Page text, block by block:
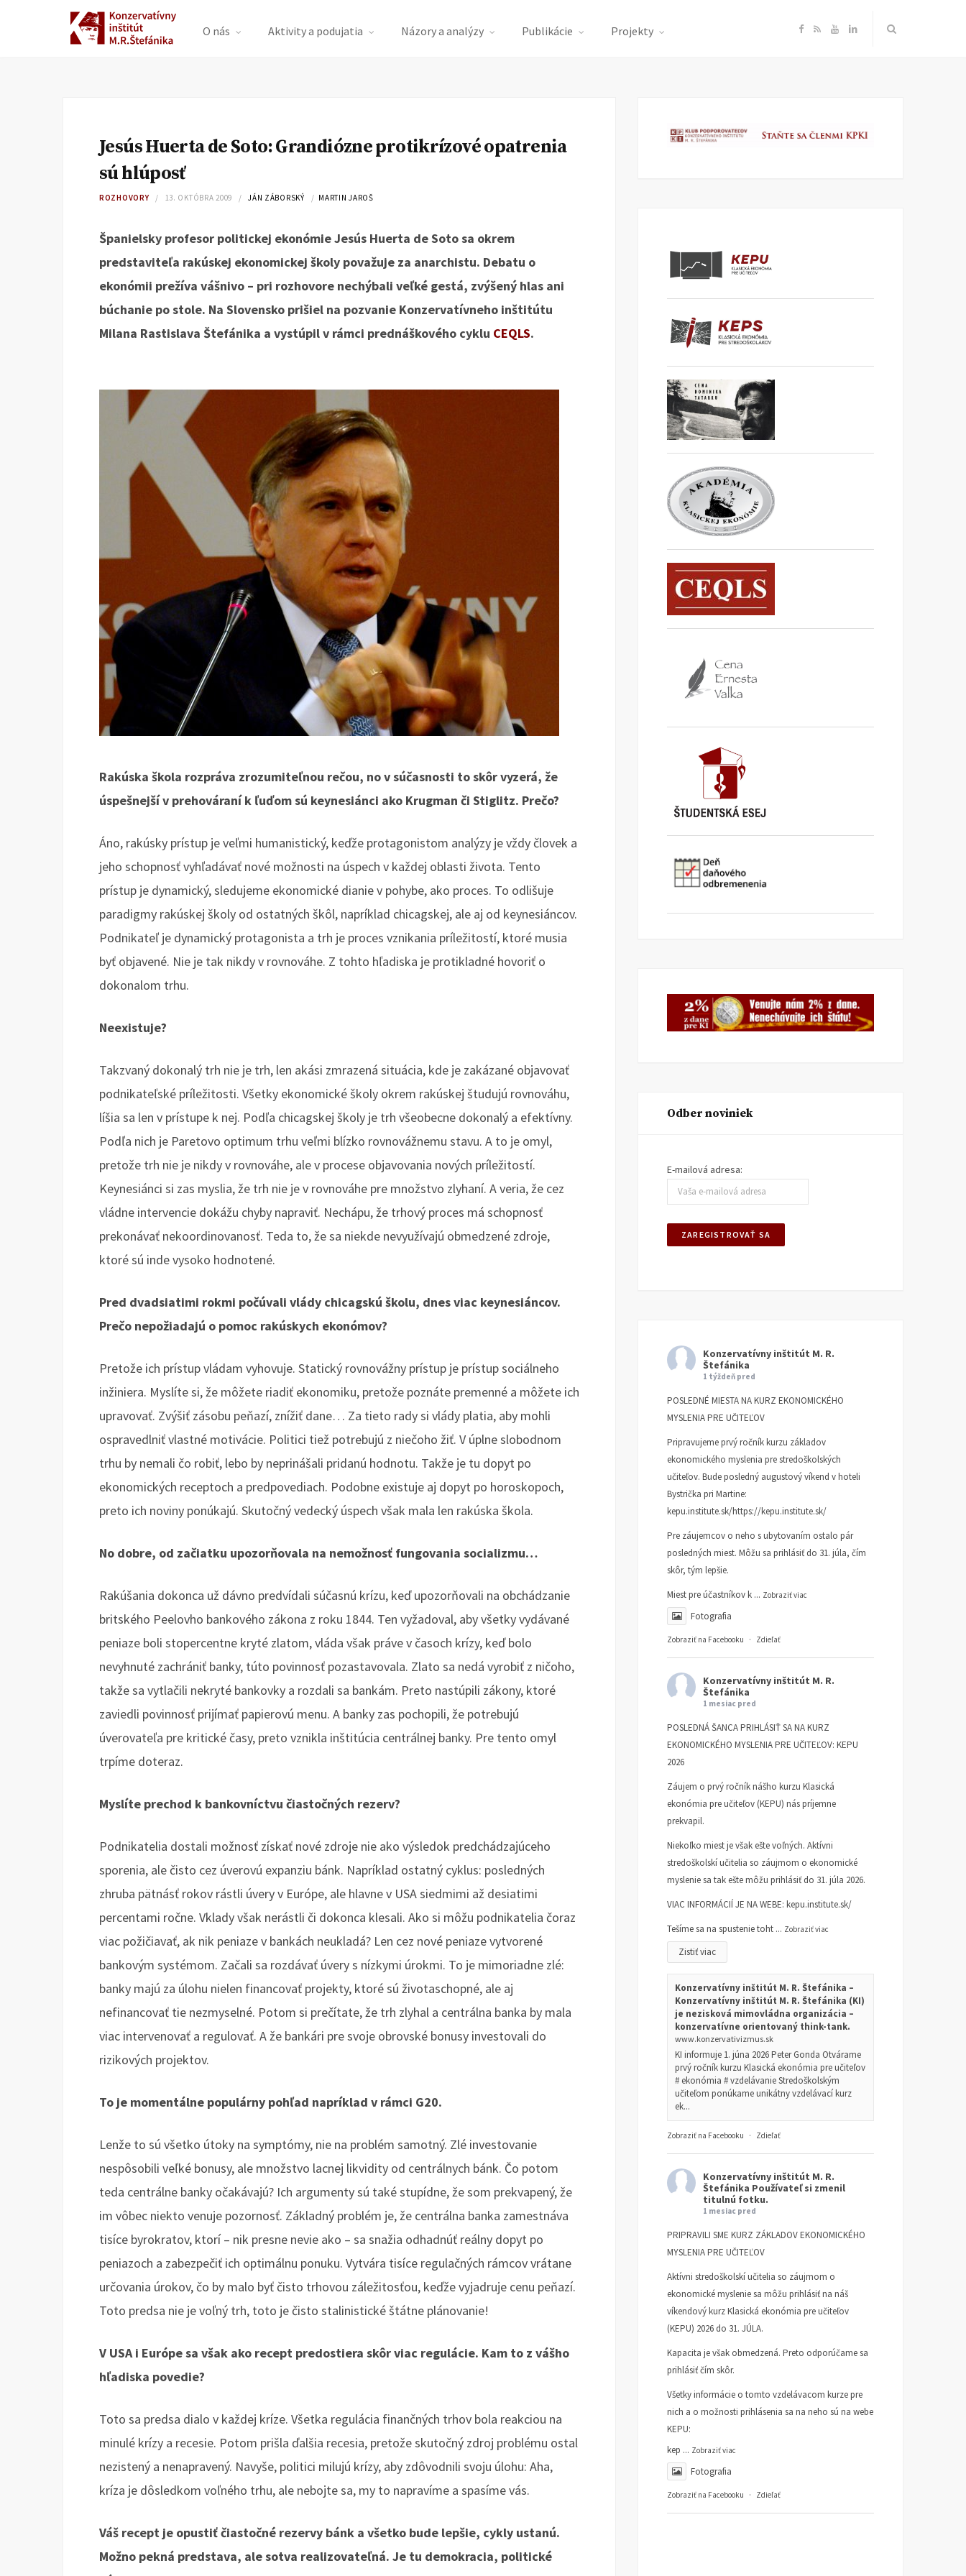
O nás Aktivity a podujatia Názory a analýzy Publikácie Projekty F
e
R Y
T
L
k
Jesús Huerta de Soto: Grandiózne protikrízové opatrenia
sú hlúposť
ROZHOVORY 13. OKTÓBRA 2009 JÁN ZÁBORSKÝ MARTIN JAROŠ
Španielsky profesor politickej ekonómie Jesús Huerta de Soto sa okrem
predstaviteľa rakúskej ekonomickej školy považuje za anarchistu. Debatu o
ekonómii prežíva vášnivo – pri rozhovore nechýbali veľké gestá, zvýšený hlas ani
búchanie po stole. Na Slovensko prišiel na pozvanie Konzervatívneho inštitútu
Milana Rastislava Štefánika a vystúpil v rámci prednáškového cyklu CEQLS.
Rakúska škola rozpráva zrozumiteľnou rečou, no v súčasnosti to skôr vyzerá, že
úspešnejší v prehováraní k ľuďom sú keynesiánci ako Krugman či Stiglitz. Prečo?
Áno, rakúsky prístup je veľmi humanistický, keďže protagonistom analýzy je vždy človek a
jeho schopnosť vyhľadávať nové možnosti na úspech v každej oblasti života. Tento
prístup je dynamický, sledujeme ekonomické dianie v pohybe, ako proces. To odlišuje
paradigmy rakúskej školy od ostatných škôl, napríklad chicagskej, ale aj od keynesiáncov.
Podnikateľ je dynamický protagonista a trh je proces vznikania príležitostí, ktoré musia
byť objavené. Nie je tak nikdy v rovnováhe. Z tohto hľadiska je protikladné hovoriť o
dokonalom trhu.
Neexistuje?
Takzvaný dokonalý trh nie je trh, len akási zmrazená situácia, kde je zakázané objavovať
podnikateľské príležitosti. Všetky ekonomické školy okrem rakúskej študujú rovnováhu,
líšia sa len v prístupe k nej. Podľa chicagskej školy je trh všeobecne dokonalý a efektívny.
Podľa nich je Paretovo optimum trhu veľmi blízko rovnovážnemu stavu. A to je omyl,
pretože trh nie je nikdy v rovnováhe, ale v procese objavovania nových príležitostí.
Keynesiánci si zas myslia, že trh nie je v rovnováhe pre množstvo zlyhaní. A veria, že cez
vládne intervencie dokážu chyby napraviť. Nechápu, že trhový proces má schopnosť
prekonávať nekoordinovanosť. Teda to, že sa niekde nevyužívajú obmedzené zdroje,
ktoré sú inde vysoko hodnotené.
Pred dvadsiatimi rokmi počúvali vlády chicagskú školu, dnes viac keynesiáncov.
Prečo nepožiadajú o pomoc rakúskych ekonómov?
Pretože ich prístup vládam vyhovuje. Statický rovnovážny prístup je prístup sociálneho
inžiniera. Myslíte si, že môžete riadiť ekonomiku, pretože poznáte premenné a môžete ich
upravovať. Zvýšiť zásobu peňazí, znížiť dane… Za tieto rady si vlády platia, aby mohli
ospravedlniť vlastné motivácie. Politici tiež potrebujú z niečoho žiť. V úplne slobodnom
trhu by nemali čo robiť, lebo by neprinášali pridanú hodnotu. Takže je tu dopyt po
ekonomických receptoch a predpovediach. Podobne existuje aj dopyt po horoskopoch,
preto ich noviny ponúkajú. Skutočný vedecký úspech však mala len rakúska škola.
No dobre, od začiatku upozorňovala na nemožnosť fungovania socializmu…
Rakúšania dokonca už dávno predvídali súčasnú krízu, keď upozorňovali na obchádzanie
britského Peelovho bankového zákona z roku 1844. Ten vyžadoval, aby všetky vydávané
peniaze boli stopercentne kryté zlatom, vláda však práve v časoch krízy, keď bolo
nevyhnuté zachrániť banky, túto povinnosť pozastavovala. Zlato sa nedá vyrobiť z ničoho,
takže sa vytlačili nekryté bankovky a rozdali sa bankám. Preto nastúpili zákony, ktoré
zaviedli povinnosť prijímať papierovú menu. A banky zas pochopili, že potrebujú
úverovateľa pre kritické časy, preto vznikla inštitúcia centrálnej banky. Pre tento omyl
trpíme doteraz.
Myslíte prechod k bankovníctvu čiastočných rezerv?
Podnikatelia dostali možnosť získať nové zdroje nie ako výsledok predchádzajúceho
sporenia, ale čisto cez úverovú expanziu bánk. Napríklad ostatný cyklus: posledných
zhruba pätnásť rokov rástli úvery v Európe, ale hlavne v USA siedmimi až desiatimi
percentami ročne. Vklady však nerástli či dokonca klesali. Ako si môžu podnikatelia čoraz
viac požičiavať, ak nik peniaze v bankách neukladá? Len cez nové peniaze vytvorené
bankovým systémom. Začali sa rozdávať úvery s nízkymi úrokmi. To je mimoriadne zlé:
banky majú za úlohu nielen financovať projekty, ktoré sú životaschopné, ale aj
nefinancovať tie nezmyselné. Potom si prečítate, že trh zlyhal a centrálna banka by mala
viac intervenovať a regulovať. A že bankári pre svoje obrovské bonusy investovali do
rizikových projektov.
To je momentálne populárny pohľad napríklad v rámci G20.
Lenže to sú všetko útoky na symptómy, nie na problém samotný. Zlé investovanie
nespôsobili veľké bonusy, ale množstvo lacnej likvidity od centrálnych bánk. Čo potom
teda centrálne banky očakávajú? Ich argumenty sú také stupídne, že som prekvapený, že
im vôbec niekto venuje pozornosť. Základný problém je, že centrálna banka zamestnáva
tisíce byrokratov, ktorí – nik presne nevie ako – sa snažia odhadnúť reálny dopyt po
peniazoch a zabezpečiť ich optimálnu ponuku. Vytvára tisíce regulačných rámcov vrátane
určovania úrokov, čo by malo byť čisto trhovou záležitosťou, keďže vyjadruje cenu peňazí.
Toto predsa nie je voľný trh, toto je čisto stalinistické štátne plánovanie!
V USA i Európe sa však ako recept predostiera skôr viac regulácie. Kam to z vášho
hľadiska povedie?
Toto sa predsa dialo v každej kríze. Všetka regulácia finančných trhov bola reakciou na
minulé krízy a recesie. Potom prišla ďalšia recesia, pretože skutočný zdroj problému ostal
nezistený a nenapravený. Navyše, politici milujú krízy, aby zdôvodnili svoju úlohu: Aha,
kríza je dôsledkom voľného trhu, ale nebojte sa, my to napravíme a spasíme vás.
Váš recept je opustiť čiastočné rezervy bánk a všetko bude lepšie, cykly ustanú.
Možno pekná predstava, ale sotva realizovateľná. Je tu demokracia, politické
Odber noviniek
E-mailová adresa:
Konzervatívny inštitút M. R.
Štefánika
1 týždeň pred
POSLEDNÉ MIESTA NA KURZ EKONOMICKÉHO
MYSLENIA PRE UČITEĽOV
Pripravujeme prvý ročník kurzu základov
ekonomického myslenia pre stredoškolských
učiteľov. Bude posledný augustový víkend v hoteli
Bystrička pri Martine:
kepu.institute.sk/https://kepu.institute.sk/
Pre záujemcov o neho s ubytovaním ostalo pár
posledných miest. Môžu sa prihlásiť do 31. júla, čím
skôr, tým lepšie.
Miest pre účastníkov k ... Zobraziť viac
Fotografia
Zobraziť na Facebooku · Zdieľať
Konzervatívny inštitút M. R.
Štefánika
1 mesiac pred
POSLEDNÁ ŠANCA PRIHLÁSIŤ SA NA KURZ
EKONOMICKÉHO MYSLENIA PRE UČITEĽOV: KEPU
2026
Záujem o prvý ročník nášho kurzu Klasická
ekonómia pre učiteľov (KEPU) nás príjemne
prekvapil.
Niekoľko miest je však ešte voľných. Aktívni
stredoškolskí učitelia so záujmom o ekonomické
myslenie sa tak ešte môžu prihlásiť do 31. júla 2026.
VIAC INFORMÁCIÍ JE NA WEBE: kepu.institute.sk/
Tešíme sa na spustenie toht ... Zobraziť viac
Zistiť viac
Konzervatívny inštitút M. R. Štefánika –
Konzervatívny inštitút M. R. Štefánika (KI)
je nezisková mimovládna organizácia –
konzervatívne orientovaný think-tank.
www.konzervativizmus.sk
KI informuje 1. júna 2026 Peter Gonda Otvárame
prvý ročník kurzu Klasická ekonómia pre učiteľov
# ekonómia # vzdelávanie Stredoškolským
učiteľom ponúkame unikátny vzdelávací kurz
ek...
Zobraziť na Facebooku · Zdieľať
Konzervatívny inštitút M. R.
Štefánika Používateľ si zmenil
titulnú fotku.
1 mesiac pred
PRIPRAVILI SME KURZ ZÁKLADOV EKONOMICKÉHO
MYSLENIA PRE UČITEĽOV
Aktívni stredoškolskí učitelia so záujmom o
ekonomické myslenie sa môžu prihlásiť na náš
víkendový kurz Klasická ekonómia pre učiteľov
(KEPU) 2026 do 31. JÚLA.
Kapacita je však obmedzená. Preto odporúčame sa
prihlásiť čím skôr.
Všetky informácie o tomto vzdelávacom kurze pre
nich a o možnosti prihlásenia sa na neho sú na webe
KEPU:
kep ... Zobraziť viac
Fotografia
Zobraziť na Facebooku · Zdieľať